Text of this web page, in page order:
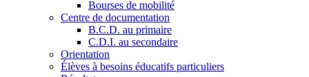
Bourses de mobilité
Centre de documentation
B.C.D. au primaire
C.D.I. au secondaire
Orientation
Élèves à besoins éducatifs particuliers